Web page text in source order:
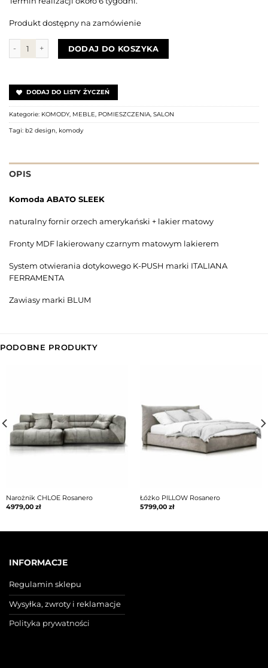
Produkt dostępny na zamówienie
ilość Komoda ABATO Tetris | dąb + biały
DODAJ DO KOSZYKA
DODAJ DO LISTY ŻYCZEŃ
Kategorie: KOMODY, MEBLE POMIESZCZENIA SALON
Tagi: b2 design komody
OPIS
Komoda ABATO SLEEK
naturalny fornir orzech amerykański + lakier matowy
Fronty MDF lakierowany czarnym matowym lakierem
System otwierania dotykowego K-PUSH marki ITALIANA
FERRAMENTA
Zawiasy marki BLUM
PODOBNE PRODUKTY
Narożnik CHLOE Rosanero
4979,00 zł
Łóżko PILLOW Rosanero
5799,00 zł
INFORMACJE
Regulamin sklepu
Wysyłka, zwroty i reklamacje
Polityka prywatności